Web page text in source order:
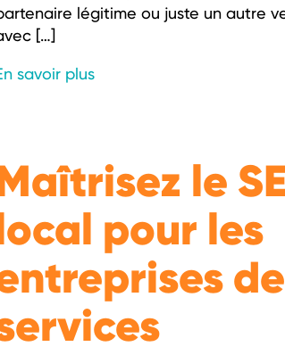
légitime ou juste un autre
[…]
savoir plus
le
pour les
de